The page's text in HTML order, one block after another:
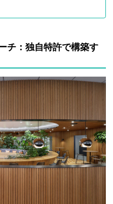
チ：独自特許で構築す